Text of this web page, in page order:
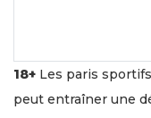
18+ Les paris
peut entraîner une